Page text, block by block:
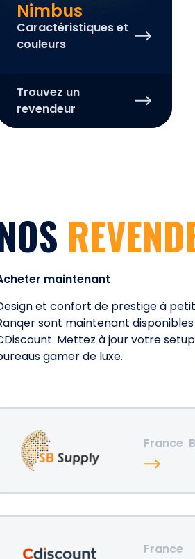
Nimbus
Caractéristiques et
couleurs
Trouvez un
revendeur
maintenant
et confort de prestige à
sont maintenant disponibles
Mettez à jour votre
gamer de luxe.
France
France